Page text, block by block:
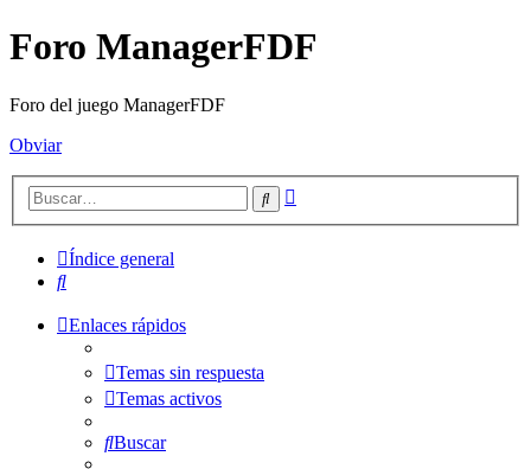
Foro ManagerFDF
Foro del juego ManagerFDF
Obviar
Buscar
Índice general
Buscar
Enlaces rápidos
Temas sin respuesta
Temas activos
Buscar